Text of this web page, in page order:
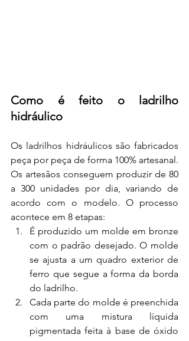
Como é feito o ladrilho
hidráulico
Os ladrilhos hidráulicos são fabricados
peça por peça de forma 100% artesanal.
Os artesãos conseguem produzir de 80
a 300 unidades por dia, variando de
acordo com o modelo. O processo
acontece em 8 etapas:
É produzido um molde em bronze
com o padrão desejado. O molde
se ajusta a um quadro exterior de
ferro que segue a forma da borda
do ladrilho.
Cada parte do molde é preenchida
com uma mistura líquida
pigmentada feita à base de óxido